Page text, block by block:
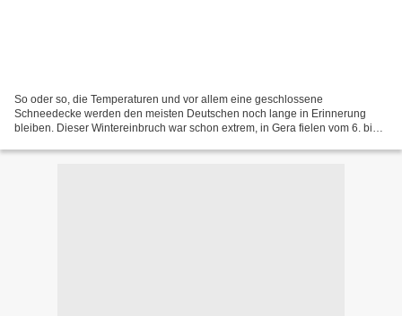
So oder so, die Temperaturen und vor allem eine geschlossene
Schneedecke werden den meisten Deutschen noch lange in Erinnerung
bleiben. Dieser Wintereinbruch war schon extrem, in Gera fielen vom 6. bis